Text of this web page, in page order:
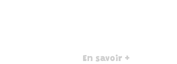
En savoir +